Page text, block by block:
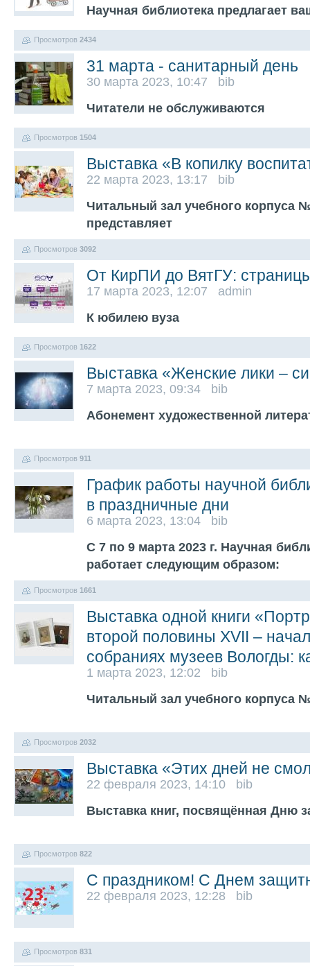
Научная библиотека предлагает
Просмотров 2434
31 марта - санитарный день
30 марта 2023, 10:47 bib
Читатели не обслуживаются
Просмотров 1504
Выставка «В копилку
22 марта 2023, 13:17 bib
Читальный зал учебного корпуса
представляет
Просмотров 3092
От КирПИ до ВятГУ:
17 марта 2023, 12:07 admin
К юбилею вуза
Просмотров 1622
Выставка «Женские лики –
7 марта 2023, 09:34 bib
Абонемент художественной
Просмотров 911
График работы научной
в праздничные дни
6 марта 2023, 13:04 bib
С 7 по 9 марта 2023 г. Научная
работает следующим образом:
Просмотров 1661
Выставка одной книги
второй половины XVII –
собраниях музеев Вологды:
1 марта 2023, 12:02 bib
Читальный зал учебного корпуса
Просмотров 2032
Выставка «Этих дней не
22 февраля 2023, 14:10 bib
Выставка книг, посвящённая Дню
Просмотров 822
С праздником! С Днем
22 февраля 2023, 12:28 bib
Просмотров 831